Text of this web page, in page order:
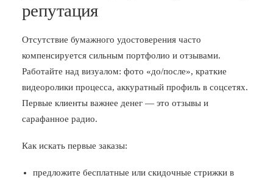
репутация
Отсутствие бумажного удостоверения часто
компенсируется сильным портфолио и отзывами.
Работайте над визуалом: фото «до/после», краткие
видеоролики процесса, аккуратный профиль в соцсетях.
Первые клиенты важнее денег — это отзывы и
сарафанное радио.
Как искать первые заказы:
предложите бесплатные или скидочные стрижки в